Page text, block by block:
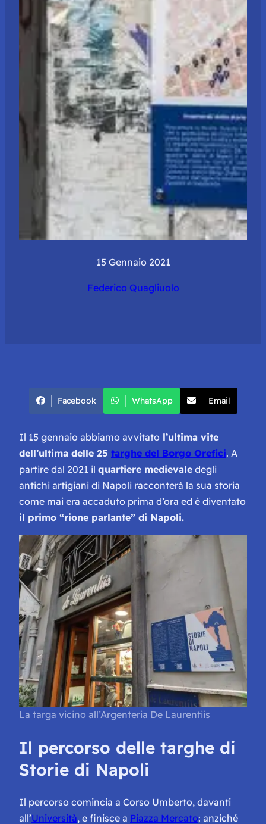
15 Gennaio 2021
Federico Quagliuolo
Facebook WhatsApp Email
Il 15 gennaio abbiamo avvitato l’ultima vite
dell’ultima delle 25 targhe del Borgo Orefici. A
partire dal 2021 il quartiere medievale degli
antichi artigiani di Napoli racconterà la sua storia
come mai era accaduto prima d’ora ed è diventato
il primo “rione parlante” di Napoli.
La targa vicino all’Argenteria De Laurentiis
Il percorso delle targhe di
Storie di Napoli
Il percorso comincia a Corso Umberto, davanti
all’Università, e finisce a Piazza Mercato: anziché